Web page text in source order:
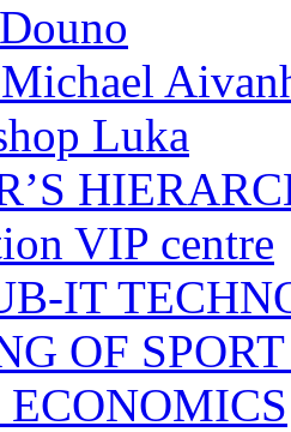
Luka
VIP centre
IT
OF